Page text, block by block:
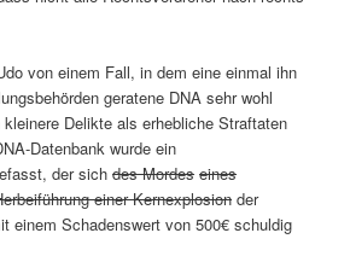
von einem Fall, in dem eine einmal ihn
geratene DNA sehr wohl
Delikte als erhebliche Straftaten
Datenbank wurde ein
der sichdes Mordes eines
einer Kernexplosion der
einem Schadenswert von 500€ schuldig